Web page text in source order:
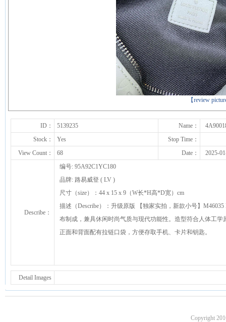
【review
下一张
ID： 5139235 Name：
Stock：
Yes
Stop Time：
View Count：
68 Date： 2025-
Describe：
编号: 95A92C1YC180
品牌: 路易威登 ( LV )
尺寸（size）：44 x 15 x 9（W长*H高*D宽）cm
描述（Describe）：升级原版 【独家实拍，新款小号】M46035
布制成，兼具休闲时尚气质与现代功能性。造型符合人体工
正面和背面配有拉链口袋，方便存取手机、卡片和钥匙。
Detail Images
Copyright